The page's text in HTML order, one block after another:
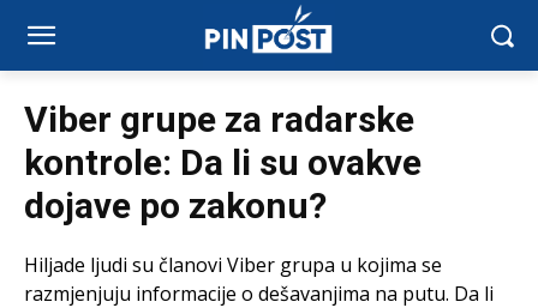
Viber grupe za radarske
kontrole: Da li su ovakve
dojave po zakonu?
Hiljade ljudi su članovi Viber grupa u kojima se
razmjenjuju informacije o dešavanjima na putu. Da li